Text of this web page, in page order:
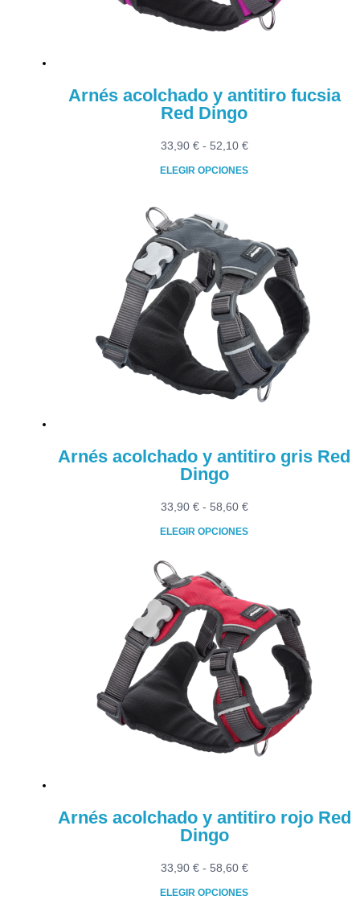
Arnés acolchado y antitiro fucsia
Red Dingo
33,90 € - 52,10 €Rango
52,10 €
ELEGIR OPCIONES
tiene
múltiples
variantes.
Las
opciones
se
pueden
elegir
en
la
Arnés acolchado y antitiro gris Red
Dingo
33,90 € - 58,60 €Rango
58,60 €
ELEGIR OPCIONES
producto
tiene
múltiples
variantes.
Las
opciones
se
pueden
elegir
en
la
Arnés acolchado y antitiro rojo Red
Dingo
33,90 € - 58,60 €Rango
ELEGIR OPCIONES